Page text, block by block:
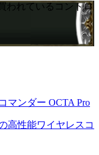
われているコントロ
マンダー OCTA Pro
高性能ワイヤレスコ